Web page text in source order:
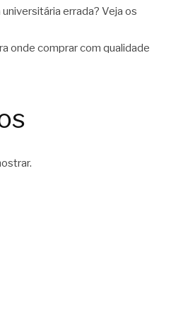
errada? Veja os
onde comprar com qualidade